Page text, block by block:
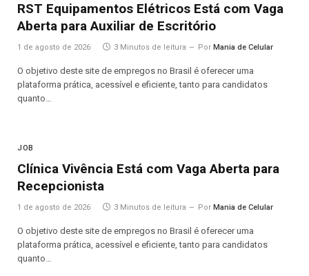
RST Equipamentos Elétricos Está com Vaga
Aberta para Auxiliar de Escritório
1 de agosto de 2026 3 Minutos de leitura Por Mania de Celular
O objetivo deste site de empregos no Brasil é oferecer uma
plataforma prática, acessível e eficiente, tanto para candidatos
quanto…
JOB
Clínica Vivência Está com Vaga Aberta para
Recepcionista
1 de agosto de 2026 3 Minutos de leitura Por Mania de Celular
O objetivo deste site de empregos no Brasil é oferecer uma
plataforma prática, acessível e eficiente, tanto para candidatos
quanto…